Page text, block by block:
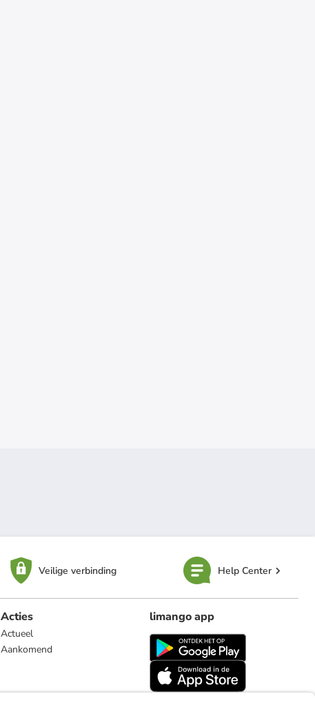
Veilige verbinding Help Center
Acties
Actueel
Aankomend
limango app